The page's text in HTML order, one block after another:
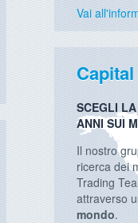
Vai
SCEGLI
ANNI SUI
Il nostro
ricerca dei
Trading
attraverso
mondo.